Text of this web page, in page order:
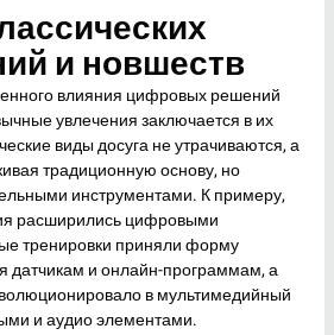
и новшеств
влияния цифровых решений
увлечения заключается в их
виды досуга не утрачиваются, а
традиционную основу, но
инструментами. К примеру,
расширились цифровыми
тренировки приняли форму
датчикам и онлайн-программам, а
в мультимедийный
и аудио элементами.